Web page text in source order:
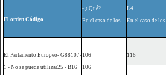
El orden Código
- ¿ Qué?
En el caso de los
L4
En el caso de los
El Parlamento Europeo- G88107-
1 - No se puede utilizar25 - B16
106
106
116